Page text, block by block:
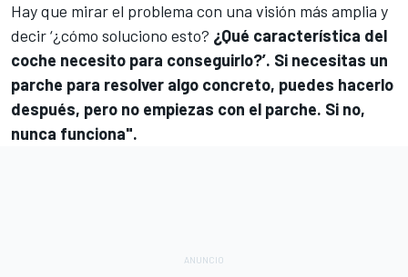
Hay que mirar el problema con una visión más amplia y
decir ‘¿cómo soluciono esto? ¿Qué característica del
coche necesito para conseguirlo?’. Si necesitas un
parche para resolver algo concreto, puedes hacerlo
después, pero no empiezas con el parche. Si no,
nunca funciona".